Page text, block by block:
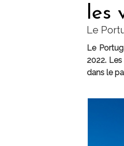
les
Le
Le
2022.
dans le